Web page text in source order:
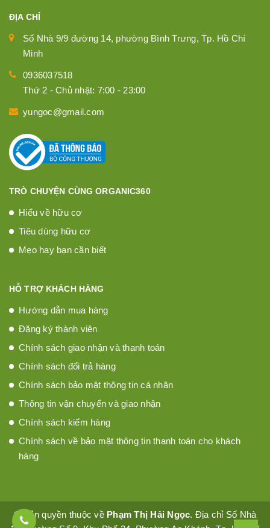
ĐỊA CHỈ
Số Nhà 9/9 đường 14, phường Bình Trưng, Tp. Hồ Chí
Minh
0936037518
Thứ 2 - Chủ nhật: 7:00 - 23:00
yungoc@gmail.com
TRÒ CHUYỆN CÙNG ORGANIC360
Hiểu về hữu cơ
Tiêu dùng hữu cơ
Mẹo hay bạn cần biết
HỖ TRỢ KHÁCH HÀNG
Hướng dẫn mua hàng
Đăng ký thành viên
Chính sách giao nhận và thanh toán
Chính sách đổi trả hàng
Chính sách bảo mật thông tin cá nhân
Thông tin vận chuyển và giao nhận
Chính sách kiểm hàng
Chính sách về bảo mật thông tin thanh toán cho khách
hàng
© Bản quyền thuộc về Phạm Thị Hải Ngọc. Địa chỉ Số Nhà